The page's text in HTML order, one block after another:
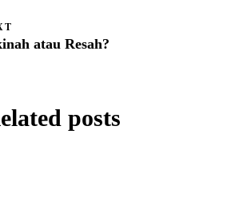
atau Resah?
posts